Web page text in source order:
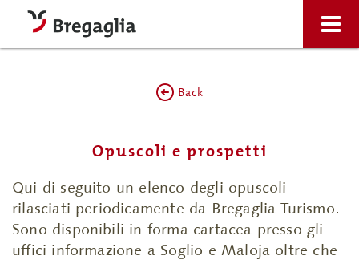
Back
Opuscoli e prospetti
Qui di seguito un elenco degli opuscoli
rilasciati periodicamente da Bregaglia Turismo.
Sono disponibili in forma cartacea presso gli
uffici informazione a Soglio e Maloja oltre che